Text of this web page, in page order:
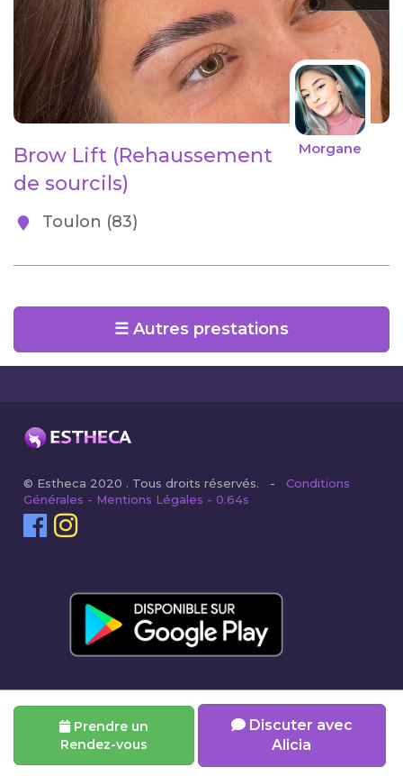
Prendre un
Rendez-vous
Discuter avec
Alicia
Morgane
Brow Lift (Rehaussement
de sourcils)
Toulon (83)
☰ Autres prestations
© Estheca 2020 . Tous droits réservés. -Conditions
Générales - Mentions Légales - 0.64s